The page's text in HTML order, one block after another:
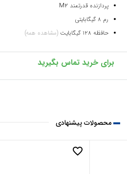
پردازنده قدرتمند M2
رم ۸ گیگابایتی
حافظه ۱۲۸ گیگابایت
(مشاهده همه)
محصولات پیشنهادی
favorite_border